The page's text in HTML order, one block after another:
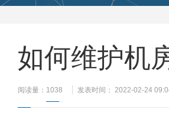
如何维护机
阅读量： 1038 发表时间： 2022-02-24